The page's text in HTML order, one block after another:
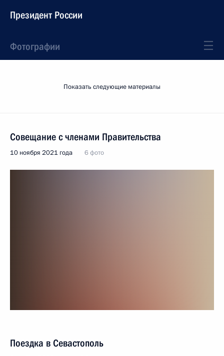
Президент России
Фотографии
Показать следующие материалы
Совещание с членами Правительства
10 ноября 2021 года 6 фото
Поездка в Севастополь